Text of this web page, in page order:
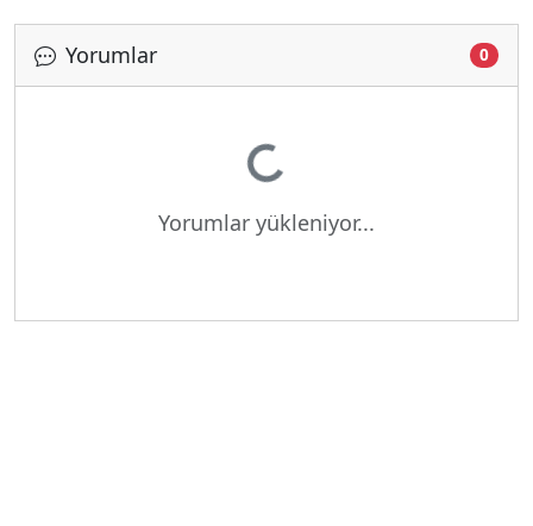
Yorumlar 0
Yükleniyor...
Yorumlar yükleniyor...